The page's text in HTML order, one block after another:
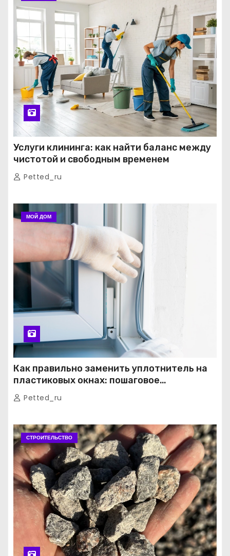
Услуги клининга: как найти баланс между
чистотой и свободным временем
Petted_ru
МОЙ ДОМ
Как правильно заменить уплотнитель на
пластиковых окнах: пошаговое
руководство от экспертов
Petted_ru
СТРОИТЕЛЬСТВО